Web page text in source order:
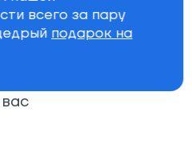
всего за пару
подарок на